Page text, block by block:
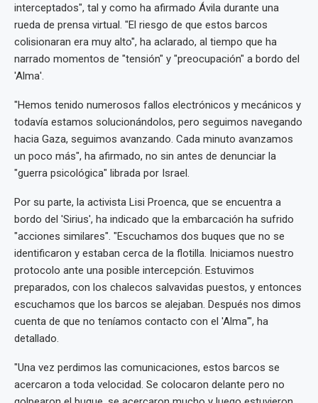
interceptados", tal y como ha afirmado Ávila durante una
rueda de prensa virtual. "El riesgo de que estos barcos
colisionaran era muy alto", ha aclarado, al tiempo que ha
narrado momentos de "tensión" y "preocupación" a bordo del
'Alma'.
"Hemos tenido numerosos fallos electrónicos y mecánicos y
todavía estamos solucionándolos, pero seguimos navegando
hacia Gaza, seguimos avanzando. Cada minuto avanzamos
un poco más", ha afirmado, no sin antes de denunciar la
"guerra psicológica" librada por Israel.
Por su parte, la activista Lisi Proenca, que se encuentra a
bordo del 'Sirius', ha indicado que la embarcación ha sufrido
"acciones similares". "Escuchamos dos buques que no se
identificaron y estaban cerca de la flotilla. Iniciamos nuestro
protocolo ante una posible intercepción. Estuvimos
preparados, con los chalecos salvavidas puestos, y entonces
escuchamos que los barcos se alejaban. Después nos dimos
cuenta de que no teníamos contacto con el 'Alma'", ha
detallado.
"Una vez perdimos las comunicaciones, estos barcos se
acercaron a toda velocidad. Se colocaron delante pero no